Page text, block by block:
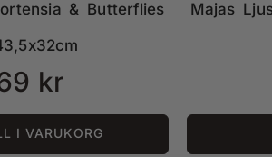
& Butterflies
kr
I VARUKORG
Majas